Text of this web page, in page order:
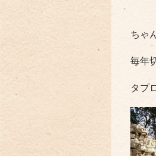
ちゃ
毎年
タプ